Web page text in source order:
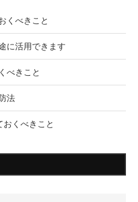
くべきこと
に活用できます
べきこと
法
くべきこと